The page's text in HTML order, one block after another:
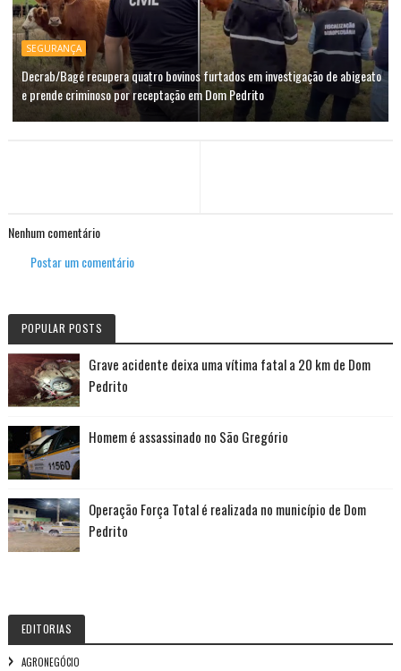
SEGURANÇA
Decrab/Bagé recupera quatro bovinos furtados em investigação de abigeato
e prende criminoso por receptação em Dom Pedrito
Nenhum comentário
Postar um comentário
POPULAR POSTS
Grave acidente deixa uma vítima fatal a 20 km de Dom
Pedrito
Homem é assassinado no São Gregório
Operação Força Total é realizada no município de Dom
Pedrito
EDITORIAS
AGRONEGÓCIO